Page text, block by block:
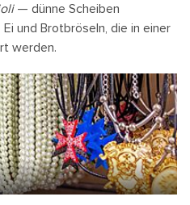
— dünne Scheiben
und Brotbröseln, die in einer
werden.